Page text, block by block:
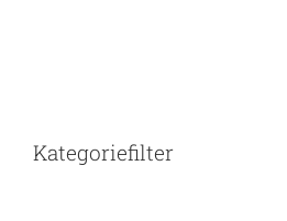
Kategoriefilter